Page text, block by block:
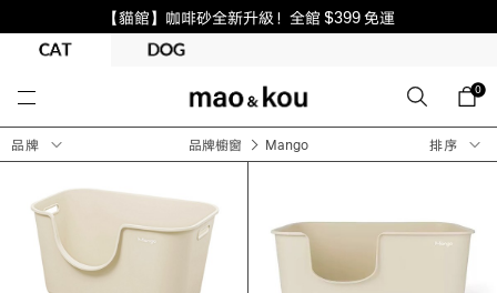
【貓館】咖啡砂全新升級！全館 $399 免運
0
品牌 排序
品牌櫥窗 Mango